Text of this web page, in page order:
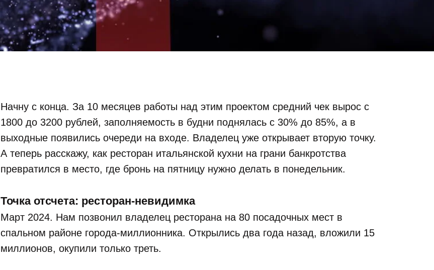
Начну с конца. За 10 месяцев работы над этим проектом средний чек вырос с
1800 до 3200 рублей, заполняемость в будни поднялась с 30% до 85%, а в
выходные появились очереди на входе. Владелец уже открывает вторую точку.
А теперь расскажу, как ресторан итальянской кухни на грани банкротства
превратился в место, где бронь на пятницу нужно делать в понедельник.
Точка отсчета: ресторан-невидимка
Март 2024. Нам позвонил владелец ресторана на 80 посадочных мест в
спальном районе города-миллионника. Открылись два года назад, вложили 15
миллионов, окупили только треть.